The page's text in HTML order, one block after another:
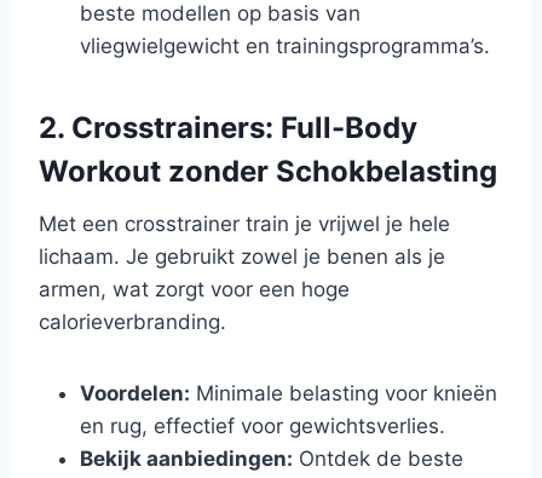
beste modellen op basis van
vliegwielgewicht en trainingsprogramma’s.
2. Crosstrainers: Full-Body
Workout zonder Schokbelasting
Met een crosstrainer train je vrijwel je hele
lichaam. Je gebruikt zowel je benen als je
armen, wat zorgt voor een hoge
calorieverbranding.
Voordelen: Minimale belasting voor knieën
en rug, effectief voor gewichtsverlies.
Bekijk aanbiedingen: Ontdek de beste